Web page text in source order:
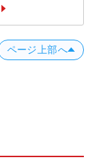
ページ上部へ